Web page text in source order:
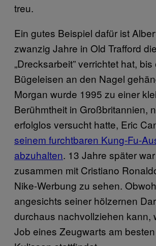
treu.
Ein gutes Beispiel dafür ist
zwanzig Jahre in Old Trafford die
„Drecksarbeit” verrichtet hat,
Bügeleisen an den Nagel
Morgan wurde 1995 zu einer
Berühmtheit in Großbritannien,
erfolglos versucht hatte, Eric
seinem furchtbaren Kung-Fu-
abzuhalten. 13 Jahre später
zusammen mit Cristiano
Nike-Werbung zu sehen.
angesichts seiner hölzernen
durchaus nachvollziehen kann,
Job eines Zeugwarts am